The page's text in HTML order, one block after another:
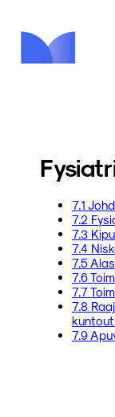
7.1
7.2
7.3 Kipu
7.4
7.5
7.6
7.7
7.8
7.9